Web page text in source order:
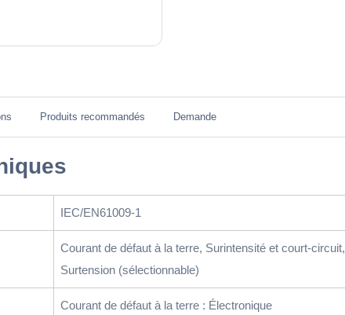
Produits recommandés Demande
IEC/EN61009-1
Courant de défaut à la terre, Surintensité et court-circuit,
Surtension (sélectionnable)
Courant de défaut à la terre : Électronique